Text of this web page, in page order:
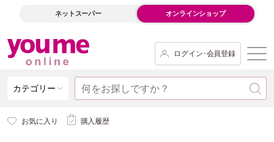
ネットスーパー オンラインショップ
ログイン･会員登録
カテゴリー
お気に入り 購入履歴